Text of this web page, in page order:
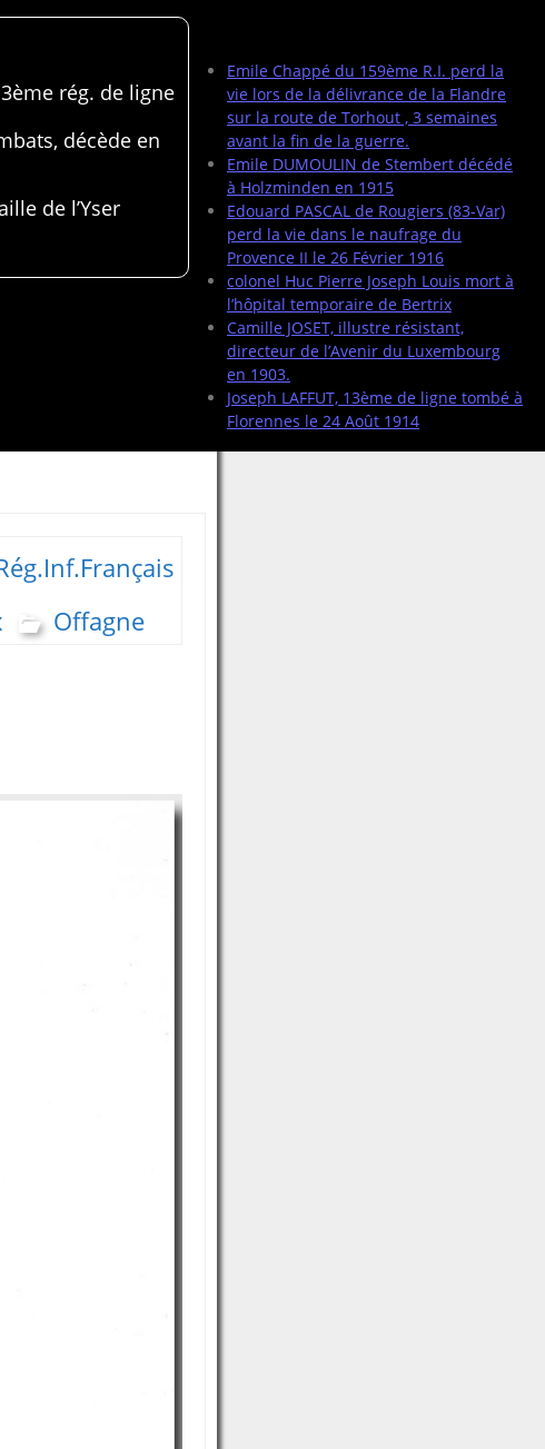
Emile Chappé du 159ème R.I. perd la
vie lors de la délivrance de la Flandre
sur la route de Torhout , 3 semaines
avant la fin de la guerre.
Emile DUMOULIN de Stembert décédé
à Holzminden en 1915
Edouard PASCAL de Rougiers (83-Var)
perd la vie dans le naufrage du
Provence II le 26 Février 1916
colonel Huc Pierre Joseph Louis mort à
l’hôpital temporaire de Bertrix
Camille JOSET, illustre résistant,
directeur de l’Avenir du Luxembourg
en 1903.
Joseph LAFFUT, 13ème de ligne tombé à
Florennes le 24 Août 1914
rég. de ligne
décède en
de l’Yser
Offagne